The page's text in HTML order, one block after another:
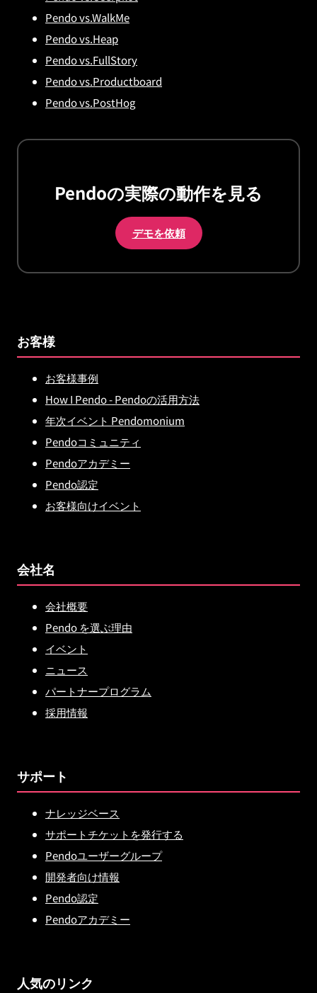
Pendo vs.WalkMe
Pendo vs.Heap
Pendo vs.FullStory
Pendo vs.Productboard
Pendo vs.PostHog
Pendoの実際の動作を見る
デモを依頼
お客様
お客様事例
How I Pendo - Pendoの活用方法
年次イベント Pendomonium
Pendoコミュニティ
Pendoアカデミー
Pendo認定
お客様向けイベント
会社名
会社概要
Pendo を選ぶ理由
イベント
ニュース
パートナープログラム
採用情報
サポート
ナレッジベース
サポートチケットを発行する
Pendoユーザーグループ
開発者向け情報
Pendo認定
Pendoアカデミー
人気のリンク